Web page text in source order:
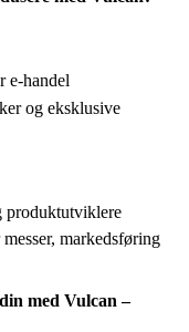
e-handel
og eksklusive
produktutviklere
markedsføring
med Vulcan –